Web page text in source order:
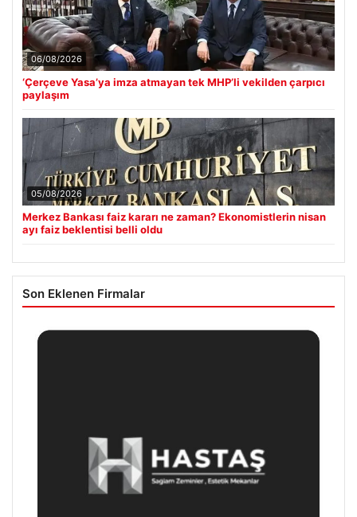
06/08/2026
‘Çerçeve Yasa’ya imza atmayan tek MHP’li vekilden çarpıcı
paylaşım
05/08/2026
Merkez Bankası faiz kararı ne zaman? Ekonomistlerin nisan
ayı faiz beklentisi belli oldu
Son Eklenen Firmalar